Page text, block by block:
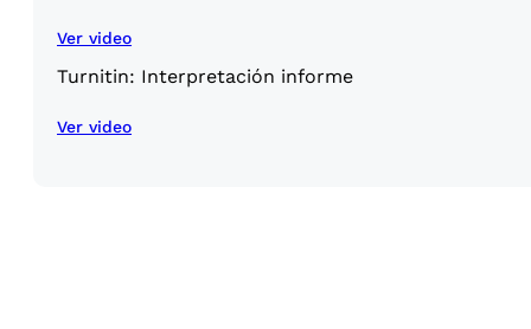
Ver video
Turnitin: Interpretación informe
Ver video